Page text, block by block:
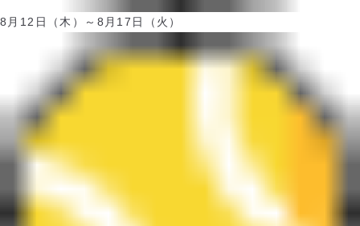
8月12日（木）～8月17日（火）